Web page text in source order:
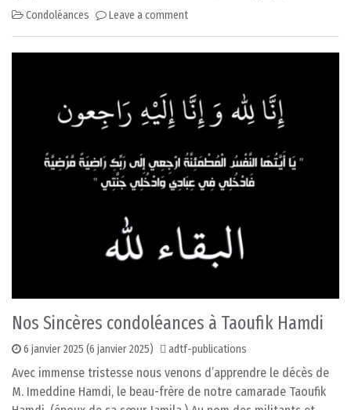
Condoléances Leave a comment
Nos Sincères condoléances à Taoufik Hamdi
6 janvier 2025 (6 janvier 2025) adtf-publications
Avec immense tristesse nous venons d’apprendre le décès de
M. Imeddine Hamdi, le beau-frère de notre camarade Taoufik